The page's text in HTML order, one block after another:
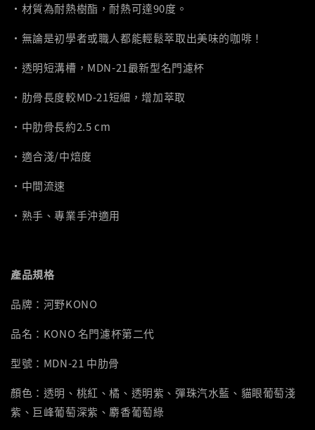
‧材質為耐熱樹酯，耐熱可達90度。
‧無論是初學者或職人都能輕鬆萃取出美味的咖啡！
‧透明短溝槽，MDN-21最新型名門濾杯
‧肋骨長度較MD-21短細，增加萃取
‧中肋骨長約2.5 cm
‧適合淺/中焙度
‧中間流速
‧熟手、專業手沖適用
產品規格
品牌：河野KONO
品名：KONO 名門濾杯第二代
型號：MDN-21 中肋骨
顏色：透明、桃紅、橘、透明紫、彈珠汽水藍、貓眼葡萄淺
紫、巨峰葡萄深紫、麝香葡萄綠